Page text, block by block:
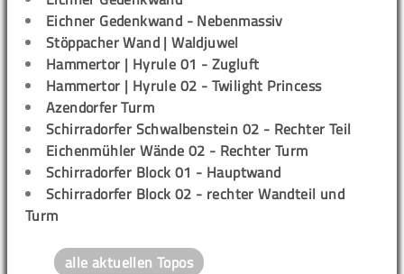
Eichner Gedenkwand - Nebenmassiv
Stöppacher Wand | Waldjuwel
Hammertor | Hyrule 01 - Zugluft
Hammertor | Hyrule 02 - Twilight Princess
Azendorfer Turm
Schirradorfer Schwalbenstein 02 - Rechter Teil
Eichenmühler Wände 02 - Rechter Turm
Schirradorfer Block 01 - Hauptwand
Schirradorfer Block 02 - rechter Wandteil und
Turm
alle aktuellen Topos